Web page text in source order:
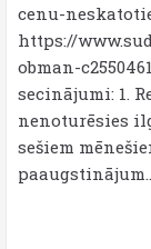
cenu-
https://
obman-
secinājumi: 1.
nenoturēsies
sešiem